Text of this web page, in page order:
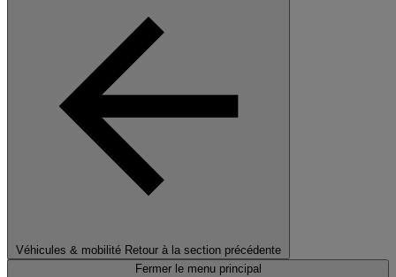
Véhicules & mobilité Retour à la section précédente
Fermer le menu principal